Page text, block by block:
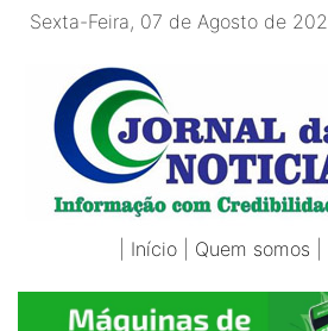
Sexta-Feira, 07 de Agosto de
Início Quem somos